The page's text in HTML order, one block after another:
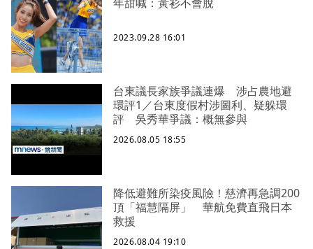
2023.09.28 16:01
台東議長家族爭議連爆 涉占農地避
環評1／台東度假村涉圖利、疑躲環
評 吳秀華爭議：概無參與
2026.08.05 18:55
降低避難所染疫風險！慈濟再急調200
頂「福慧隔屏」 華航免費直飛日本
救援
2026.08.04 19:10